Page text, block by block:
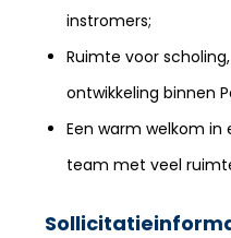
instromers;
Ruimte voor
ontwikkeling binnen
Een warm welkom in
team met veel